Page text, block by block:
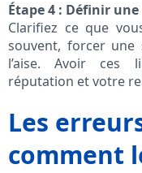
Étape 4 : Définir
Clarifiez ce que
souvent, forcer
l’aise. Avoir ces
réputation et votre
Les
comment